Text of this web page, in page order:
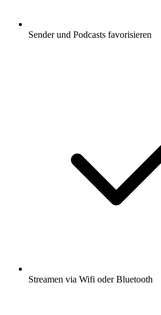
Sender und Podcasts favorisieren
Streamen via Wifi oder Bluetooth